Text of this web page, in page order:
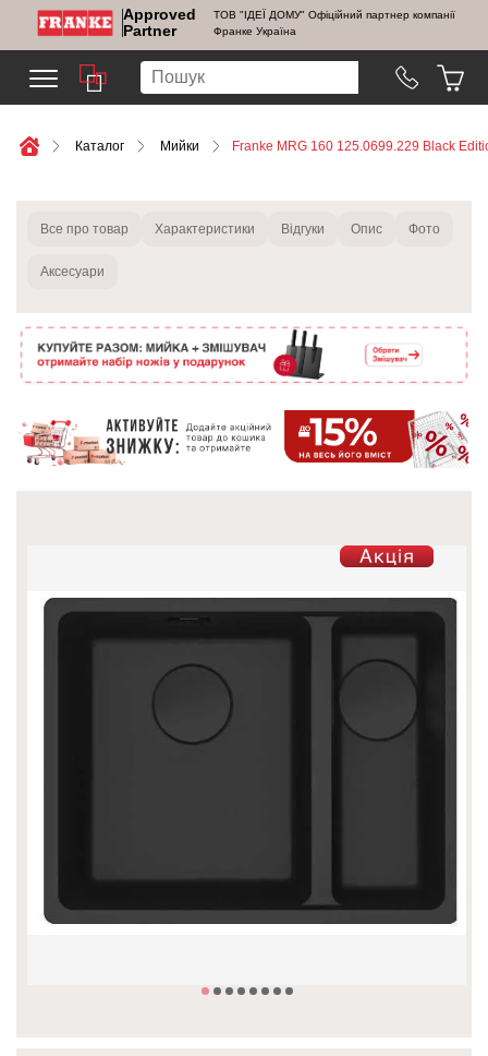
Approved
Partner
ТОВ "ІДЕЇ ДОМУ" Офіційний партнер компанії
Франке Україна
Каталог Мийки Franke MRG 160 125.0699.229 Black
Все про товар Характеристики Відгуки Опис Фото
Аксесуари